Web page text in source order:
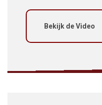
Bekijk de Video